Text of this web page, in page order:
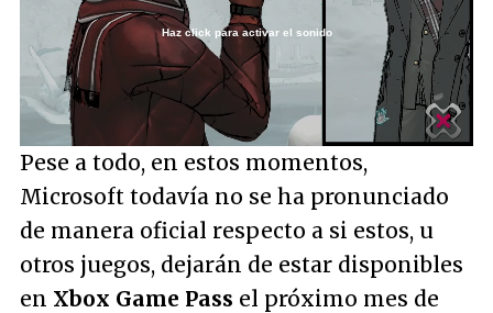
Unmute
Loaded:
4.14%
Haz click para activar el sonido
Pese a todo, en estos momentos,
Microsoft todavía no se ha pronunciado
de manera oficial respecto a si estos, u
otros juegos, dejarán de estar disponibles
en Xbox Game Pass el próximo mes de